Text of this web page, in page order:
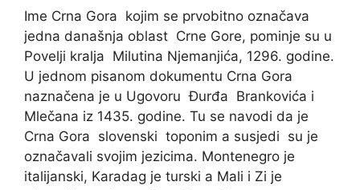
Ime Crna Gora kojim se prvobitno označava
jedna današnja oblast Crne Gore, pominje su u
Povelji kralja Milutina Njemanjića, 1296. godine.
U jednom pisanom dokumentu Crna Gora
naznačena je u Ugovoru Đurđa Brankovića i
Mlečana iz 1435. godine. Tu se navodi da je
Crna Gora slovenski toponim a susjedi su je
označavali svojim jezicima. Montenegro je
italijanski, Karadag je turski a Mali i Zi je